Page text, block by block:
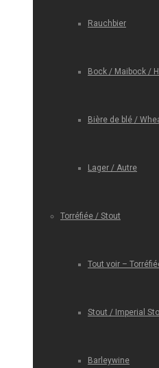
Rauchbier
Bock / Maibock /
Bière de blé /
Lager / Autre
Torréfiée / Stout
Tout voir –
Stout / Imperial
Barleywine